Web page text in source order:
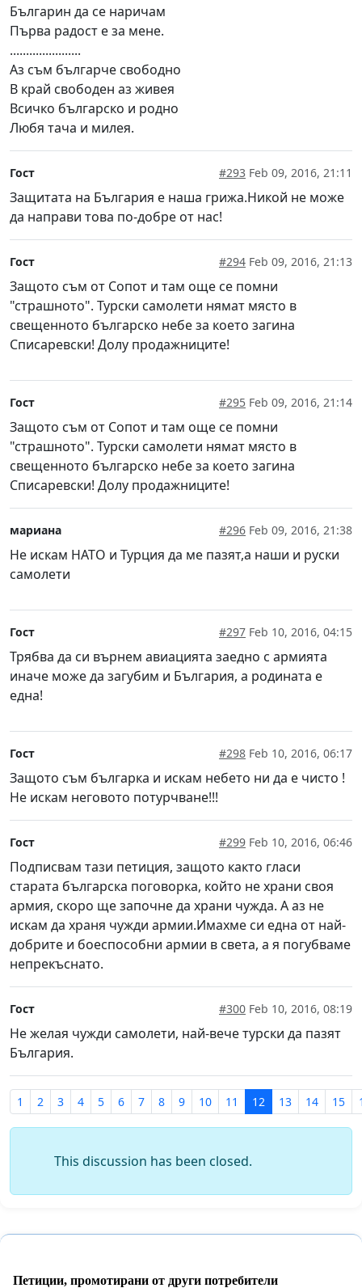
Българин да се наричам
Първа радост е за мене.
......................
Аз съм българче свободно
В край свободен аз живея
Всичко българско и родно
Любя тача и милея.
Гост #293 Feb 09, 2016, 21:11
Защитата на България е наша грижа.Никой не може
да направи това по-добре от нас!
Гост #294 Feb 09, 2016, 21:13
Защото съм от Сопот и там още се помни
"страшното". Турски самолети нямат място в
свещенното българско небе за което загина
Списаревски! Долу продажниците!
Гост #295 Feb 09, 2016, 21:14
Защото съм от Сопот и там още се помни
"страшното". Турски самолети нямат място в
свещенното българско небе за което загина
Списаревски! Долу продажниците!
мариана #296 Feb 09, 2016, 21:38
Не искам НАТО и Турция да ме пазят,а наши и руски
самолети
Гост #297 Feb 10, 2016, 04:15
Трябва да си върнем авиацията заедно с армията
иначе може да загубим и България, а родината е
една!
Гост #298 Feb 10, 2016, 06:17
Защото съм българка и искам небето ни да е чисто !
Не искам неговото потурчване!!!
Гост #299 Feb 10, 2016, 06:46
Подписвам тази петиция, защото както гласи
старата българска поговорка, който не храни своя
армия, скоро ще започне да храни чужда. А аз не
искам да храня чужди армии.Имахме си една от най-
добрите и боеспособни армии в света, а я погубваме
непрекъснато.
Гост #300 Feb 10, 2016, 08:19
Не желая чужди самолети, най-вече турски да пазят
България.
1 2 3 4 5 6 7 8 9 10 11 12 13 14 15
This discussion has been closed.
Петиции, промотирани от други потребители